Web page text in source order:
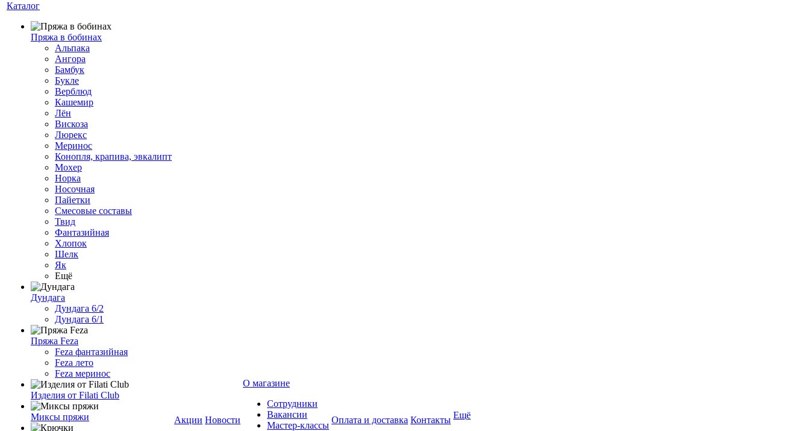
Каталог
Пряжа в бобинах
Альпака
Ангора
Бамбук
Букле
Верблюд
Кашемир
Лён
Вискоза
Люрекс
Меринос
Конопля, крапива, эвкалипт
Мохер
Норка
Носочная
Пайетки
Смесовые составы
Твид
Фантазийная
Хлопок
Шелк
Як
Ещё
Дундага
Дундага 6/2
Дундага 6/1
Пряжа Feza
Feza фантазийная
Feza лето
Feza меринос
Изделия от Filati Club
Миксы пряжи Акции Новости
О магазине
Сотрудники
Вакансии
Мастер-классы
Оплата и доставка Контакты Ещё